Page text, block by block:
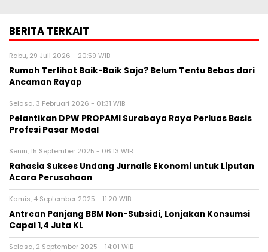
BERITA TERKAIT
Rabu, 29 Juli 2026 - 20:59 WIB
Rumah Terlihat Baik-Baik Saja? Belum Tentu Bebas dari
Ancaman Rayap
Selasa, 3 Februari 2026 - 01:31 WIB
Pelantikan DPW PROPAMI Surabaya Raya Perluas Basis
Profesi Pasar Modal
Senin, 15 September 2025 - 06:13 WIB
Rahasia Sukses Undang Jurnalis Ekonomi untuk Liputan
Acara Perusahaan
Kamis, 4 September 2025 - 11:20 WIB
Antrean Panjang BBM Non-Subsidi, Lonjakan Konsumsi
Capai 1,4 Juta KL
Selasa, 2 September 2025 - 14:01 WIB